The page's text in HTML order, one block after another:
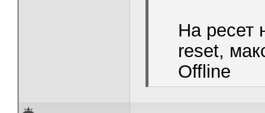
На ресет
reset,
Offline